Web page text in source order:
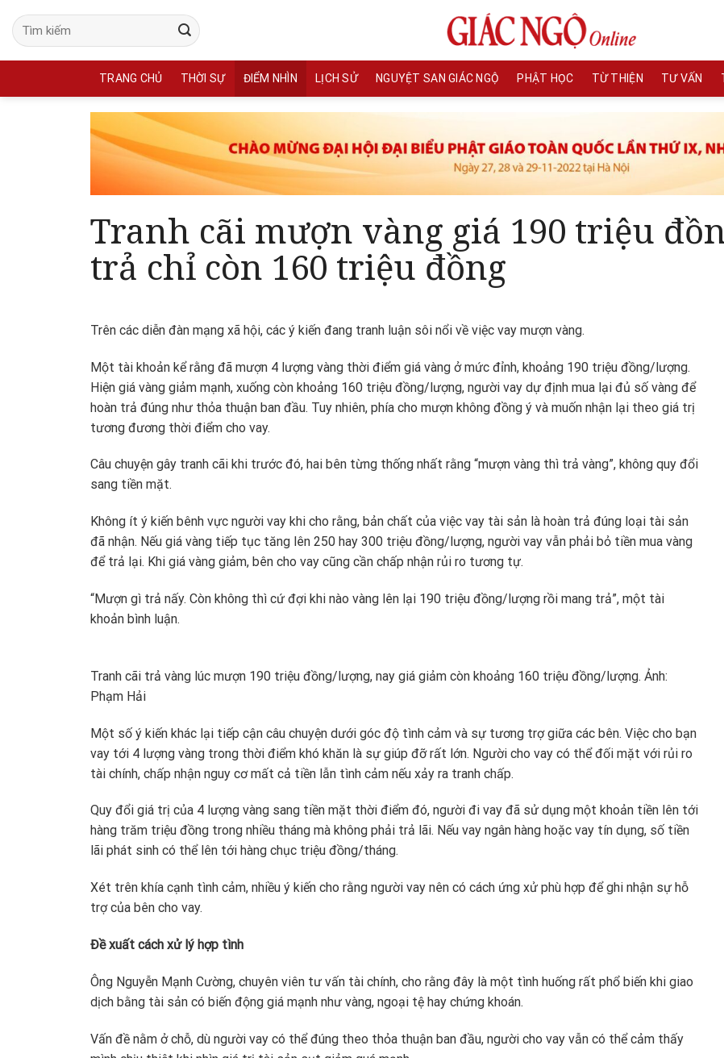
content
TRANG CHỦ THỜI SỰ ĐIỂM NHÌN LỊCH SỬ NGUYỆT SAN GIÁC NGỘ PHẬT HỌC TỪ THIỆN TƯ VẤN
Tranh cãi mượn vàng giá 190 triệu
trả chỉ còn 160 triệu đồng
Trên các diễn đàn mạng xã hội, các ý kiến đang tranh luận sôi nổi về việc vay mượn vàng.
Một tài khoản kể rằng đã mượn 4 lượng vàng thời điểm giá vàng ở mức đỉnh, khoảng 190 triệu đồng/lượng.
Hiện giá vàng giảm mạnh, xuống còn khoảng 160 triệu đồng/lượng, người vay dự định mua lại đủ số vàng để
hoàn trả đúng như thỏa thuận ban đầu. Tuy nhiên, phía cho mượn không đồng ý và muốn nhận lại theo giá trị
tương đương thời điểm cho vay.
Câu chuyện gây tranh cãi khi trước đó, hai bên từng thống nhất rằng “mượn vàng thì trả vàng”, không quy đổi
sang tiền mặt.
Không ít ý kiến bênh vực người vay khi cho rằng, bản chất của việc vay tài sản là hoàn trả đúng loại tài sản
đã nhận. Nếu giá vàng tiếp tục tăng lên 250 hay 300 triệu đồng/lượng, người vay vẫn phải bỏ tiền mua vàng
để trả lại. Khi giá vàng giảm, bên cho vay cũng cần chấp nhận rủi ro tương tự.
“Mượn gì trả nấy. Còn không thì cứ đợi khi nào vàng lên lại 190 triệu đồng/lượng rồi mang trả”, một tài
khoản bình luận.
Tranh cãi trả vàng lúc mượn 190 triệu đồng/lượng, nay giá giảm còn khoảng 160 triệu đồng/lượng. Ảnh:
Phạm Hải
Một số ý kiến khác lại tiếp cận câu chuyện dưới góc độ tình cảm và sự tương trợ giữa các bên. Việc cho bạn
vay tới 4 lượng vàng trong thời điểm khó khăn là sự giúp đỡ rất lớn. Người cho vay có thể đối mặt với rủi ro
tài chính, chấp nhận nguy cơ mất cả tiền lẫn tình cảm nếu xảy ra tranh chấp.
Quy đổi giá trị của 4 lượng vàng sang tiền mặt thời điểm đó, người đi vay đã sử dụng một khoản tiền lên tới
hàng trăm triệu đồng trong nhiều tháng mà không phải trả lãi. Nếu vay ngân hàng hoặc vay tín dụng, số tiền
lãi phát sinh có thể lên tới hàng chục triệu đồng/tháng.
Xét trên khía cạnh tình cảm, nhiều ý kiến cho rằng người vay nên có cách ứng xử phù hợp để ghi nhận sự hỗ
trợ của bên cho vay.
Đề xuất cách xử lý hợp tình
Ông Nguyễn Mạnh Cường, chuyên viên tư vấn tài chính, cho rằng đây là một tình huống rất phổ biến khi giao
dịch bằng tài sản có biến động giá mạnh như vàng, ngoại tệ hay chứng khoán.
Vấn đề nằm ở chỗ, dù người vay có thể đúng theo thỏa thuận ban đầu, người cho vay vẫn có thể cảm thấy